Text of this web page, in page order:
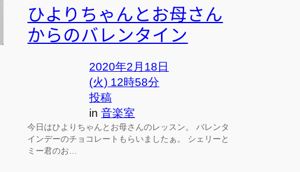
ひよりちゃんとお母さん
からのバレンタイン
2020年2月18日
(火) 12時58分
投稿
in音楽室
今日はひよりちゃんとお母さんのレッスン。 バレンタ
インデーのチョコレートもらいましたぁ。 シェリーと
ミー君のお…